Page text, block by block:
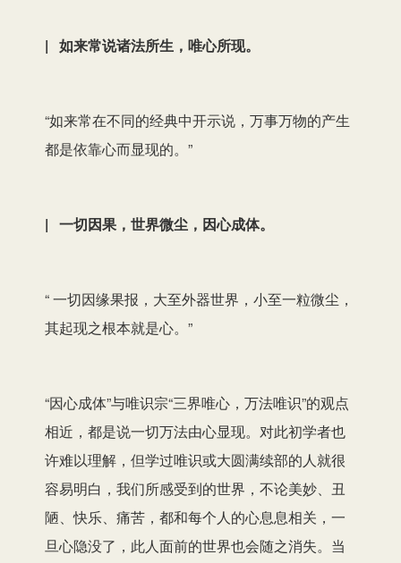
| 如来常说诸法所生，唯心所现。
“如来常在不同的经典中开示说，万事万物的产生
都是依靠心而显现的。”
| 一切因果，世界微尘，因心成体。
“ 一切因缘果报，大至外器世界，小至一粒微尘，
其起现之根本就是心。”
“因心成体”与唯识宗“三界唯心，万法唯识”的观点
相近，都是说一切万法由心显现。对此初学者也
许难以理解，但学过唯识或大圆满续部的人就很
容易明白，我们所感受到的世界，不论美妙、丑
陋、快乐、痛苦，都和每个人的心息息相关，一
旦心隐没了，此人面前的世界也会随之消失。当